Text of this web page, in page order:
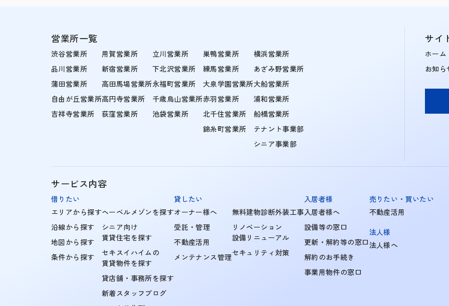
営業所一覧
渋谷営業所
品川営業所
蒲田営業所
自由が丘営業所
吉祥寺営業所
用賀営業所
新宿営業所
高田馬場営業所
高円寺営業所
荻窪営業所
立川営業所
下北沢営業所
永福町営業所
千歳烏山営業所
池袋営業所
巣鴨営業所
練馬営業所
大泉学園営業所
赤羽営業所
北千住営業所
錦糸町営業所
横浜営業所
あざみ野営業所
大船営業所
浦和営業所
船橋営業所
テナント事業部
シニア事業部
サイ
ホーム
お知ら
サービス内容
借りたい
エリアから探す
沿線から探す
地図から探す
条件から探す
ヘーベルメゾンを探す
シニア向け
賃貸住宅を探す
セキスイハイムの
賃貸物件を探す
貸店舗・事務所を探す
新着スタッフブログ
貸したい
オーナー様へ
受託・管理
不動産活用
メンテナンス管理
無料建物診断外装工事
リノベーション
設備リニューアル
セキュリティ対策
入居者様
入居者様へ
設備等の窓口
更新・解約等の窓口
解約のお手続き
事業用物件の窓口
売りたい・買いたい
不動産活用
法人様
法人様へ